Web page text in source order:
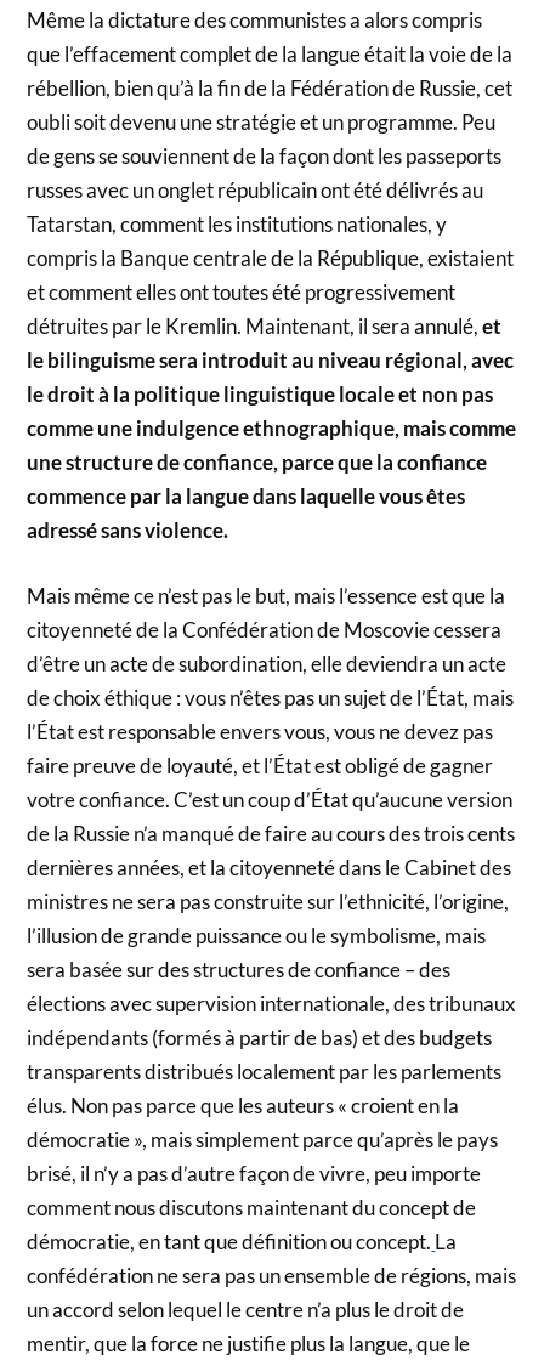
Même la dictature des communistes a alors compris
que l’effacement complet de la langue était la voie de la
rébellion, bien qu’à la fin de la Fédération de Russie, cet
oubli soit devenu une stratégie et un programme. Peu
de gens se souviennent de la façon dont les passeports
russes avec un onglet républicain ont été délivrés au
Tatarstan, comment les institutions nationales, y
compris la Banque centrale de la République, existaient
et comment elles ont toutes été progressivement
détruites par le Kremlin. Maintenant, il sera annulé,et
le bilinguisme sera introduit au niveau régional, avec
le droit à la politique linguistique locale et non pas
comme une indulgence ethnographique, mais comme
une structure de confiance, parce que la confiance
commence par la langue dans laquelle vous êtes
adressé sans violence.
Mais même ce n’est pas le but, mais l’essence est que la
citoyenneté de la Confédération de Moscovie cessera
d’être un acte de subordination, elle deviendra un acte
de choix éthique : vous n’êtes pas un sujet de l’État, mais
l’État est responsable envers vous, vous ne devez pas
faire preuve de loyauté, et l’État est obligé de gagner
votre confiance. C’est un coup d’État qu’aucune version
de la Russie n’a manqué de faire au cours des trois cents
dernières années, et la citoyenneté dans le Cabinet des
ministres ne sera pas construite sur l’ethnicité, l’origine,
l’illusion de grande puissance ou le symbolisme, mais
sera basée sur des structures de confiance – des
élections avec supervision internationale, des tribunaux
indépendants (formés à partir de bas) et des budgets
transparents distribués localement par les parlements
élus. Non pas parce que les auteurs « croient en la
démocratie », mais simplement parce qu’après le pays
brisé, il n’y a pas d’autre façon de vivre, peu importe
comment nous discutons maintenant du concept de
démocratie, en tant que définition ou concept. La
confédération ne sera pas un ensemble de régions, mais
un accord selon lequel le centre n’a plus le droit de
mentir, que la force ne justifie plus la langue, que le